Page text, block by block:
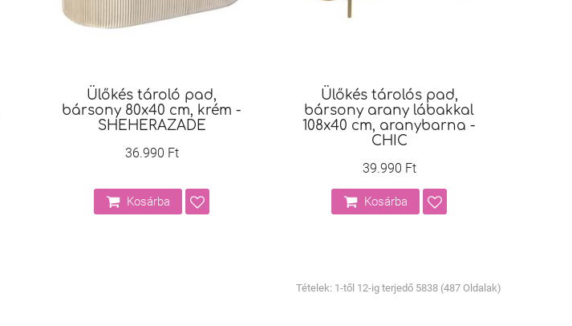
Ülőkés tároló pad,
bársony 80x40 cm, krém -
SHEHERAZADE
36.990 Ft
Kosárba
Ülőkés tárolós pad,
bársony arany lábakkal
108x40 cm, aranybarna -
CHIC
39.990 Ft
Kosárba
Tételek: 1-től 12-ig terjedő 5838 (487 Oldalak)